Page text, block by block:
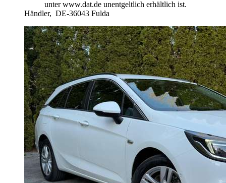
unter www.dat.de unentgeltlich erhältlich ist.
Händler, DE-36043 Fulda